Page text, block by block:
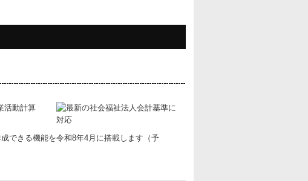
活動計算
できる機能を令和8年4月に搭載します（予